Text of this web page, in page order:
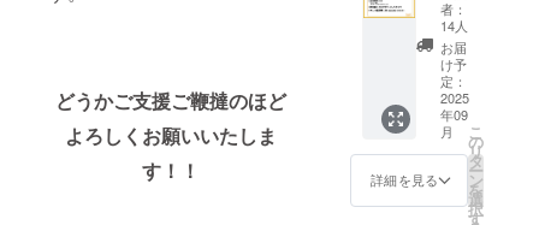
どうかご支援ご鞭撻のほど
よろしくお願いいたしま
す！！
（お名
前とサ
イン入
り）210
㎜×70㎜
◆バッ
クド
ロップ
に名前
記載
場チ
ケット
◆当日
発売CD
※収録曲
3曲予定
◆クラ
ファン
限定ア
ナザー
ジャ
者：
14人
お届
け予
定：
2025
年09
月
詳細を見る
こ
の
リ
タ
ー
ン
を
選
択
す